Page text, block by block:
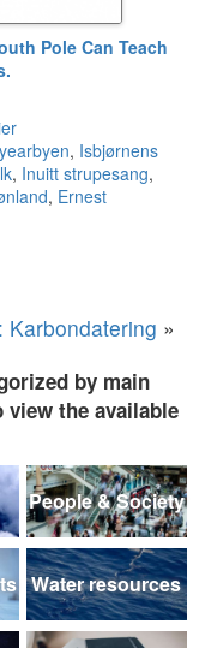
Pole Can Teach
, Isbjørnens
, Inuitt strupesang,
, Ernest
Karbondatering »
by main
the available
People & Society
Water resources